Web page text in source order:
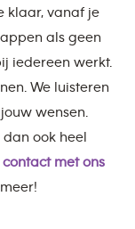
klaar, vanaf je
als geen
iedereen werkt.
We luisteren
wensen.
ook heel
contact met ons